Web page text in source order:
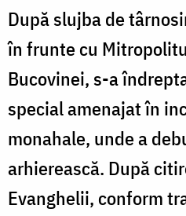
După slujba de
în frunte cu
Bucovinei, s-a
special amenajat în
monahale, unde a
arhierească. După
Evanghelii, conform